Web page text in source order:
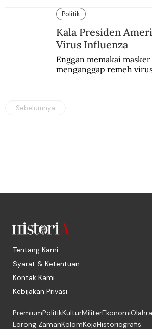
Politik
Kala Presiden
Virus Influenza
Enggan memakai
menganggap remeh
Woodrow Wilson, yang
Sebelumnya
Tentang Kami
Syarat & Ketentuan
Kontak Kami
Kebijakan Privasi
PremiumPolitikKulturMiliterEkonomi
Lorong ZamanKolomKojaHistoriografis